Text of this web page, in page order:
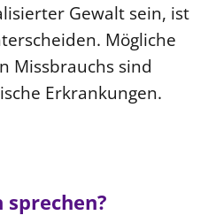
Gewalt sein, ist
Mögliche
Missbrauchs sind
Erkrankungen.